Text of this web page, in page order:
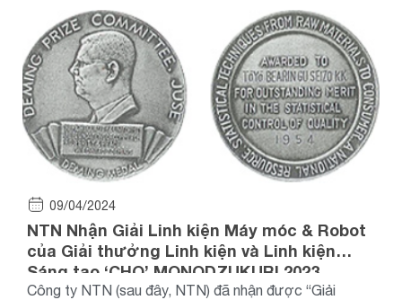
NTN Nhận Giải Linh kiện Máy móc & Robot
của Giải thưởng Linh kiện và Linh kiện
Sáng tạo ‘CHO’ MONODZUKURI 2023
09/04/2024
Công ty NTN (sau đây, NTN) đã nhận được “Giải